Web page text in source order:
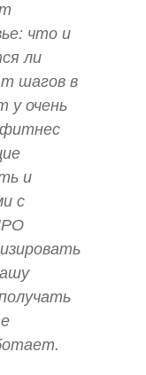
что и
ли
шагов в
у очень
фитнес
и
с